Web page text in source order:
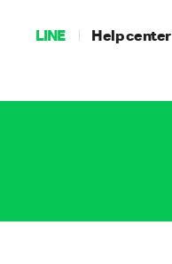
LINE Help center